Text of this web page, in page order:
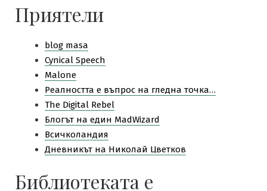
Приятели
blog masa
Cynical Speech
Malone
Pеалността е въпрос на гледна точка…
The Digital Rebel
Блогът на един MadWizard
Всичколандия
Дневникът на Николай Цветков
Библиотеката е